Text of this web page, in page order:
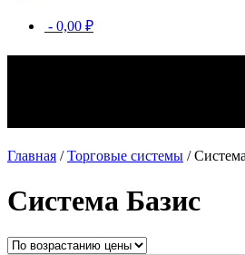
- 0,00 ₽
Главная /Торговые системы /
Система Базис